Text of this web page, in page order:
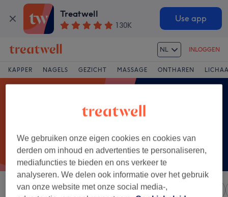
Treatwell
130K
Use app
NL INLOGGEN
KAPPER NAGELS GEZICHT MASSAGE ONTHAREN
Sorteer op Elke prijs Salons Expresaanbiedingen
We gebruiken onze eigen cookies en cookies van
derden om inhoud en advertenties te personaliseren,
mediafuncties te bieden en ons verkeer te
analyseren. We delen ook informatie over het gebruik
van onze website met onze social media-,